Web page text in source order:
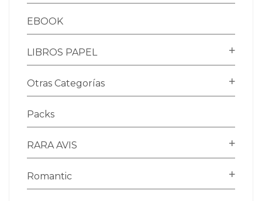
EBOOK
LIBROS PAPEL
Otras Categorías
Packs
RARA AVIS
Romantic